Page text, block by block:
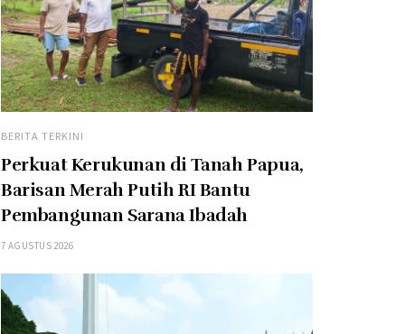
BERITA TERKINI
Perkuat Kerukunan di Tanah Papua,
Barisan Merah Putih RI Bantu
Pembangunan Sarana Ibadah
7 AGUSTUS 2026